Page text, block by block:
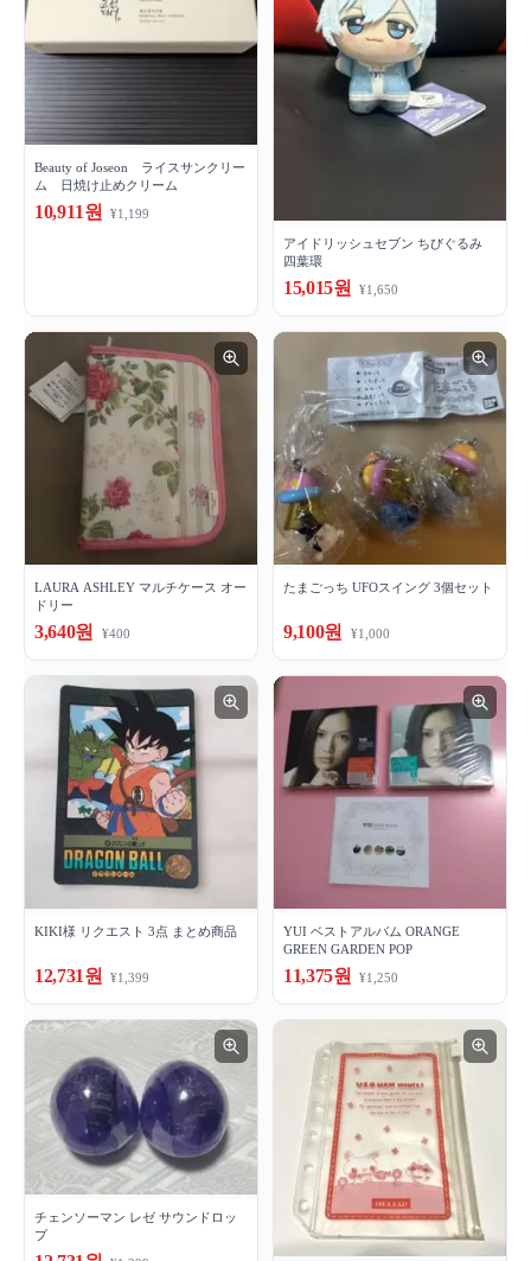
Beauty of Joseon ライスサンクリー
ム 日焼け止めクリーム
10,911원 ¥1,199
アイドリッシュセブン ちびぐるみ
四葉環
15,015원 ¥1,650
LAURA ASHLEY マルチケース オー
ドリー
3,640원 ¥400
たまごっち UFOスイング 3個セット
9,100원 ¥1,000
KIKI様 リクエスト 3点 まとめ商品
12,731원 ¥1,399
YUI ベストアルバム ORANGE
GREEN GARDEN POP
11,375원 ¥1,250
チェンソーマン レゼ サウンドロッ
プ